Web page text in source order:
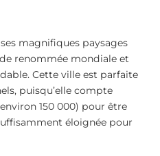
magnifiques paysages
renommée mondiale et
Cette ville est parfaite
puisqu’elle compte
150 000) pour être
éloignée pour